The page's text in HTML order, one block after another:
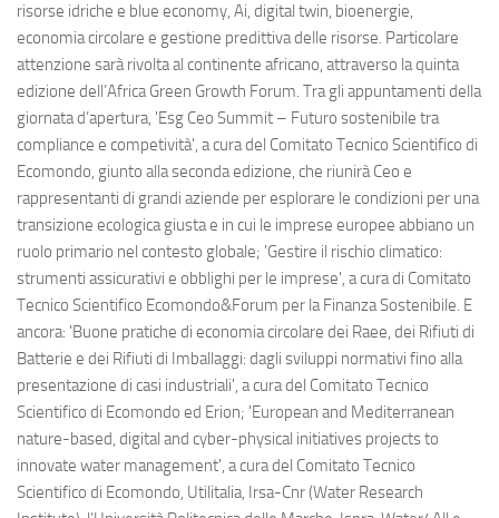
risorse idriche e blue economy, Ai, digital twin, bioenergie,
economia circolare e gestione predittiva delle risorse. Particolare
attenzione sarà rivolta al continente africano, attraverso la quinta
edizione dell’Africa Green Growth Forum. Tra gli appuntamenti della
giornata d’apertura, 'Esg Ceo Summit – Futuro sostenibile tra
compliance e competività', a cura del Comitato Tecnico Scientifico di
Ecomondo, giunto alla seconda edizione, che riunirà Ceo e
rappresentanti di grandi aziende per esplorare le condizioni per una
transizione ecologica giusta e in cui le imprese europee abbiano un
ruolo primario nel contesto globale; 'Gestire il rischio climatico:
strumenti assicurativi e obblighi per le imprese', a cura di Comitato
Tecnico Scientifico Ecomondo&Forum per la Finanza Sostenibile. E
ancora: 'Buone pratiche di economia circolare dei Raee, dei Rifiuti di
Batterie e dei Rifiuti di Imballaggi: dagli sviluppi normativi fino alla
presentazione di casi industriali', a cura del Comitato Tecnico
Scientifico di Ecomondo ed Erion; 'European and Mediterranean
nature-based, digital and cyber-physical initiatives projects to
innovate water management', a cura del Comitato Tecnico
Scientifico di Ecomondo, Utilitalia, Irsa-Cnr (Water Research